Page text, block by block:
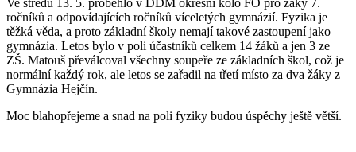
ročníků a odpovídajících ročníků víceletých gymnázií. Fyzika je
těžká věda, a proto základní školy nemají takové zastoupení jako
gymnázia. Letos bylo v poli účastníků celkem 14 žáků a jen 3 ze
ZŠ. Matouš převálcoval všechny soupeře ze základních škol, což je
normální každý rok, ale letos se zařadil na třetí místo za dva žáky z
Gymnázia Hejčín.
Moc blahopřejeme a snad na poli fyziky budou úspěchy ještě větší.